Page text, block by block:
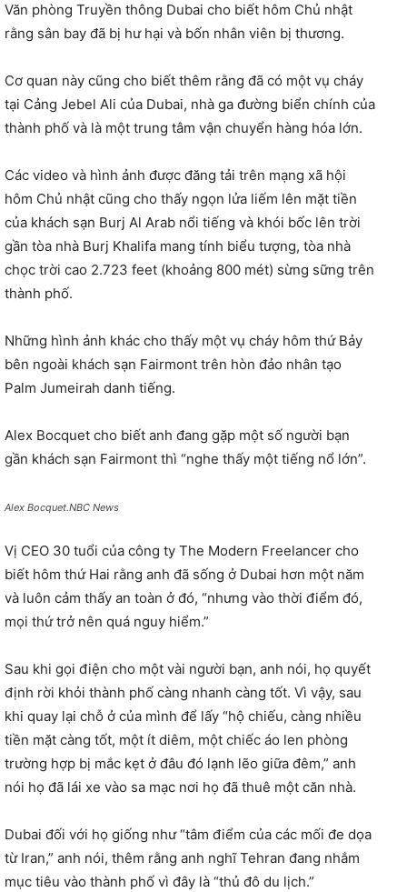
Văn phòng Truyền thông Dubai cho biết hôm Chủ nhật
rằng sân bay đã bị hư hại và bốn nhân viên bị thương.
Cơ quan này cũng cho biết thêm rằng đã có một vụ cháy
tại Cảng Jebel Ali của Dubai, nhà ga đường biển chính của
thành phố và là một trung tâm vận chuyển hàng hóa lớn.
Các video và hình ảnh được đăng tải trên mạng xã hội
hôm Chủ nhật cũng cho thấy ngọn lửa liếm lên mặt tiền
của khách sạn Burj Al Arab nổi tiếng và khói bốc lên trời
gần tòa nhà Burj Khalifa mang tính biểu tượng, tòa nhà
chọc trời cao 2.723 feet (khoảng 800 mét) sừng sững trên
thành phố.
Những hình ảnh khác cho thấy một vụ cháy hôm thứ Bảy
bên ngoài khách sạn Fairmont trên hòn đảo nhân tạo
Palm Jumeirah danh tiếng.
Alex Bocquet cho biết anh đang gặp một số người bạn
gần khách sạn Fairmont thì “nghe thấy một tiếng nổ lớn”.
Alex Bocquet.NBC News
Vị CEO 30 tuổi của công ty The Modern Freelancer cho
biết hôm thứ Hai rằng anh đã sống ở Dubai hơn một năm
và luôn cảm thấy an toàn ở đó, “nhưng vào thời điểm đó,
mọi thứ trở nên quá nguy hiểm.”
Sau khi gọi điện cho một vài người bạn, anh nói, họ quyết
định rời khỏi thành phố càng nhanh càng tốt. Vì vậy, sau
khi quay lại chỗ ở của mình để lấy “hộ chiếu, càng nhiều
tiền mặt càng tốt, một ít diêm, một chiếc áo len phòng
trường hợp bị mắc kẹt ở đâu đó lạnh lẽo giữa đêm,” anh
nói họ đã lái xe vào sa mạc nơi họ đã thuê một căn nhà.
Dubai đối với họ giống như “tâm điểm của các mối đe dọa
từ Iran,” anh nói, thêm rằng anh nghĩ Tehran đang nhắm
mục tiêu vào thành phố vì đây là “thủ đô du lịch.”